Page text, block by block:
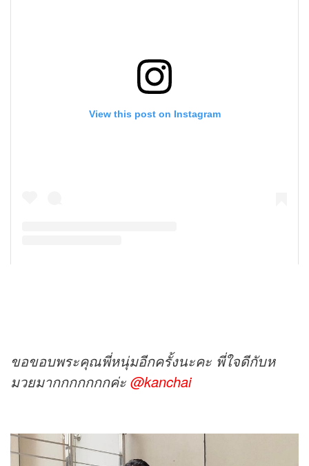
ขอขอบพระคุณพี่หนุ่มอีกครั้งนะคะ พี่ใจดีกับห
มวยมากกกกกกกค่ะ @kanchai